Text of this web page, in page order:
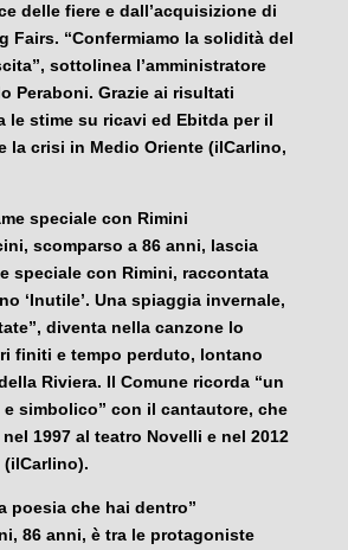
delle fiere e dall’acquisizione di
Fairs. “Confermiamo la solidità del
sottolinea l’amministratore
Peraboni. Grazie ai risultati
le stime su ricavi ed Ebitda per il
la crisi in Medio Oriente (ilCarlino,
speciale con Rimini
scomparso a 86 anni, lascia
speciale con Rimini, raccontata
‘Inutile’. Una spiaggia invernale,
diventa nella canzone lo
finiti e tempo perduto, lontano
Riviera. Il Comune ricorda “un
simbolico” con il cantautore, che
1997 al teatro Novelli e nel 2012
poesia che hai dentro”
86 anni, è tra le protagoniste